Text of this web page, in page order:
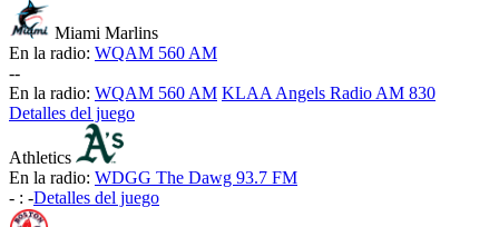
Miami Marlins
En la radio: WQAM 560 AM
--
En la radio: WQAM 560 AM KLAA Angels Radio AM 830
Detalles del juego
Athletics
En la radio: WDGG The Dawg 93.7 FM
- : -Detalles del juego